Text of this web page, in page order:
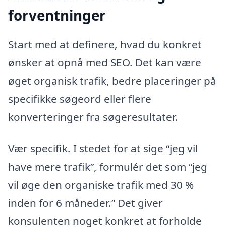
forventninger
Start med at definere, hvad du konkret
ønsker at opnå med SEO. Det kan være
øget organisk trafik, bedre placeringer på
specifikke søgeord eller flere
konverteringer fra søgeresultater.
Vær specifik. I stedet for at sige “jeg vil
have mere trafik”, formulér det som “jeg
vil øge den organiske trafik med 30 %
inden for 6 måneder.” Det giver
konsulenten noget konkret at forholde